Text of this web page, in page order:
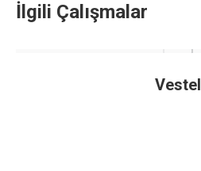
İlgili Çalışmalar
Vestel